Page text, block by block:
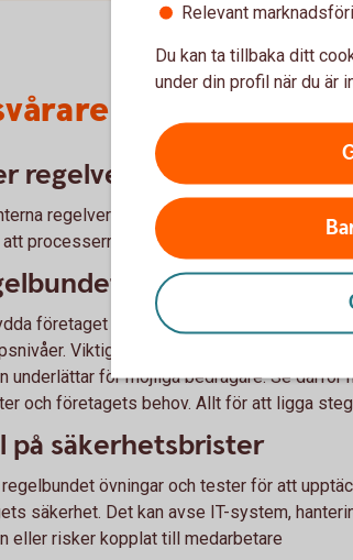
för
regelverk och
regelverk och kontrollprocesser för att
processerna efterlevs och gör
igenom
företaget behövs en regelbunden
Viktigt att dessa speglar företagets
underlättar för möjliga bedragare. Se därför
och företagets behov. Allt för att ligga
på säkerhetsbrister
övningar och tester för att
säkerhet. Det kan avse IT-system,
eller risker kopplat till medarbetare
Relevant
Du kan ta tillbaka ditt
under din profil när du är